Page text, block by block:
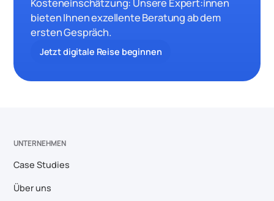
bieten Ihnen exzellente Beratung ab dem
ersten Gespräch.
Jetzt digitale Reise beginnen
UNTERNEHMEN
Case Studies
Über uns